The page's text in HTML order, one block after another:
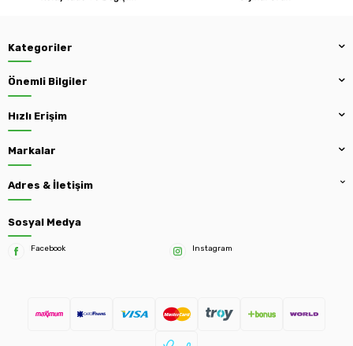
Kategoriler
Önemli Bilgiler
Hızlı Erişim
Markalar
Adres & İletişim
Sosyal Medya
Facebook Instagram